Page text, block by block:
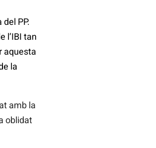
PP.
l’IBI tan
aquesta
la
amb la
oblidat